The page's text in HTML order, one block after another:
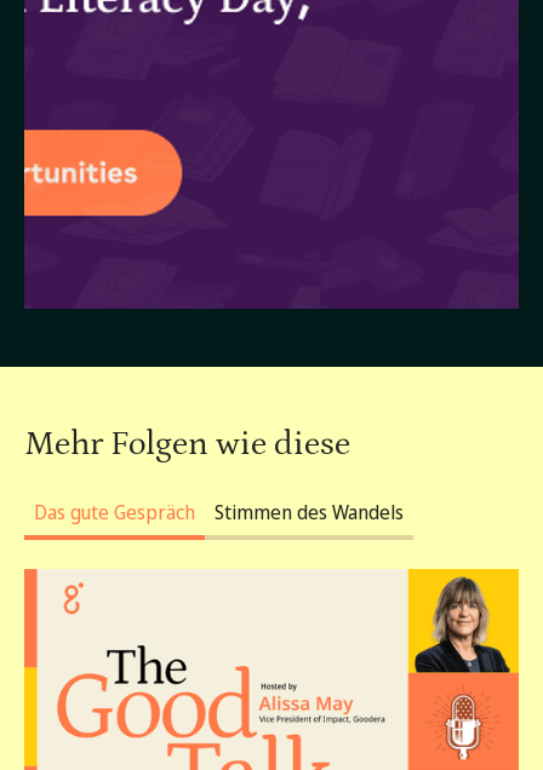
Mehr Folgen wie diese
Das gute Gespräch Stimmen des Wandels